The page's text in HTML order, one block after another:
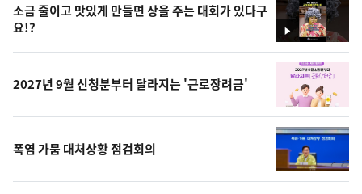
영
상
소금 줄이고 맛있게 만들면 상을 주는 대회가 있다구
요!?
2027년 9월 신청분부터 달라지는 '근로장려금'
폭염 가뭄 대처상황 점검회의